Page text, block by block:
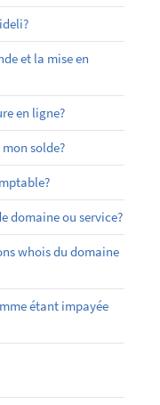
et la mise en
en ligne?
solde?
domaine ou service?
whois du domaine
étant impayée